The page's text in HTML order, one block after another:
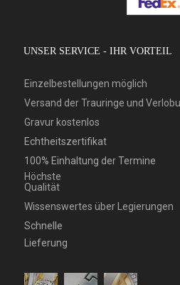
UNSER SERVICE - IHR VORTEIL
Einzelbestellungen möglich
Versand der Trauringe und
Gravur kostenlos
Echtheitszertifikat
100% Einhaltung der Termine
Höchste
Qualität
Wissenswertes über Legierungen
Schnelle
Lieferung